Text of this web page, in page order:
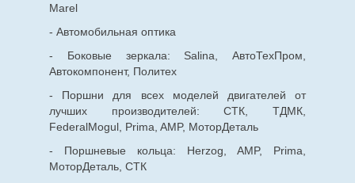
Marel
- Автомобильная оптика
- Боковые зеркала: Salina, АвтоТехПром,
Автокомпонент, Политех
- Поршни для всех моделей двигателей от
лучших производителей: СТК, ТДМК,
FederalMogul, Prima, AMP, МоторДеталь
- Поршневые кольца: Herzog, AMP, Prima,
МоторДеталь, СТК